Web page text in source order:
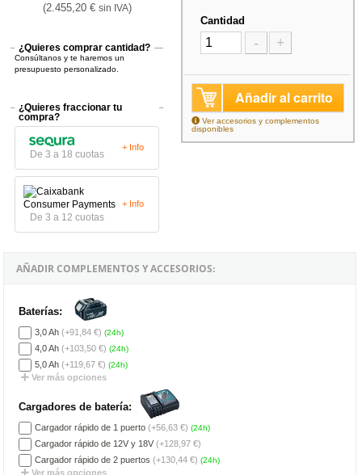
(2.455,20 € sin IVA)
¿Quieres comprar cantidad?
Consúltanos y te haremos un
presupuesto personalizado.
¿Quieres fraccionar tu
compra?
De 3 a 18 cuotas
+ Info
De 3 a 12 cuotas
+ Info
Cantidad
- +
Añadir al carrito
Ver accesorios y complementos
disponibles
AÑADIR COMPLEMENTOS Y ACCESORIOS:
Baterías:
3,0 Ah (+91,84 €) (24h)
4,0 Ah (+103,50 €) (24h)
5,0 Ah (+119,67 €) (24h)
Ver más opciones
Cargadores de batería:
Cargador rápido de 1 puerto (+56,63 €) (24h)
Cargador rápido de 12V y 18V (+128,97 €)
Cargador rápido de 2 puertos (+130,44 €) (24h)
Ver más opciones